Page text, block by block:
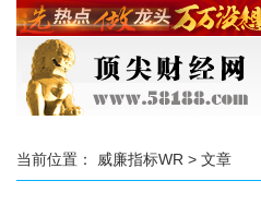
当前位置： 威廉指标WR > 文章